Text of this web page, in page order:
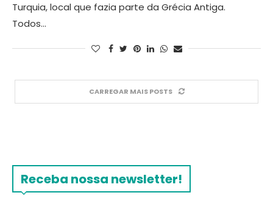
Turquia, local que fazia parte da Grécia Antiga.
Todos…
CARREGAR MAIS POSTS
Receba nossa newsletter!